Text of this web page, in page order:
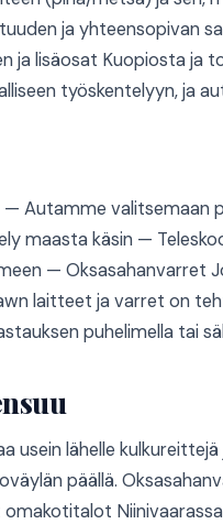
ja yhteensopivan
ja lisäosat Kuopiosta
työskentelyyn, ja
— Autamme
maasta käsin —
— Oksasahanvarret
laitteet ja varret on
puhelimella tai
usein lähelle
päällä.